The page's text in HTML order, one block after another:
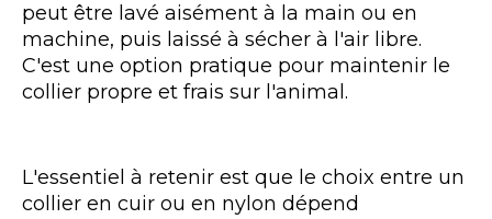
peut être lavé aisément à la main ou en
machine, puis laissé à sécher à l'air libre.
C'est une option pratique pour maintenir le
collier propre et frais sur l'animal.
L'essentiel à retenir est que le choix entre un
collier en cuir ou en nylon dépend